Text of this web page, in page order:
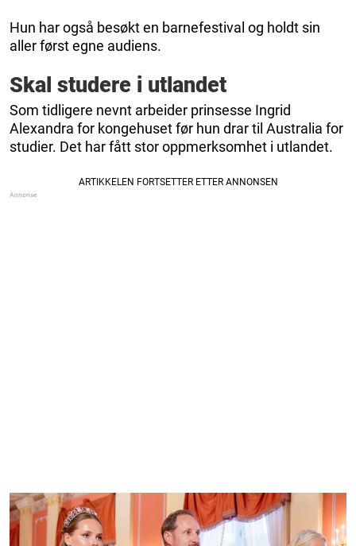
Hun har også besøkt en barnefestival og holdt sin
aller først egne audiens.
Skal studere i utlandet
Som tidligere nevnt arbeider prinsesse Ingrid
Alexandra for kongehuset før hun drar til Australia for
studier. Det har fått stor oppmerksomhet i utlandet.